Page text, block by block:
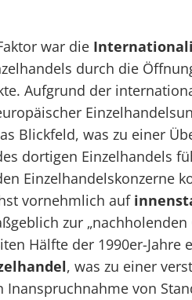
war die
durch die
Aufgrund der
Blickfeld, was zu einer
dortigen Einzelhandels
Einzelhandelskonzerne
vornehmlich auf
zur „nachholenden
Hälfte der 1990er-Jahre
, was zu einer
Inanspruchnahme von